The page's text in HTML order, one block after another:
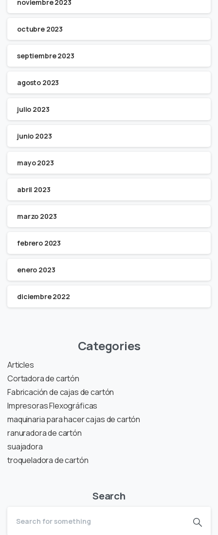
noviembre 2023
octubre 2023
septiembre 2023
agosto 2023
julio 2023
junio 2023
mayo 2023
abril 2023
marzo 2023
febrero 2023
enero 2023
diciembre 2022
Categories
Articles
Cortadora de cartón
Fabricación de cajas de cartón
Impresoras Flexográficas
maquinaria para hacer cajas de cartón
ranuradora de cartón
suajadora
troqueladora de cartón
Search